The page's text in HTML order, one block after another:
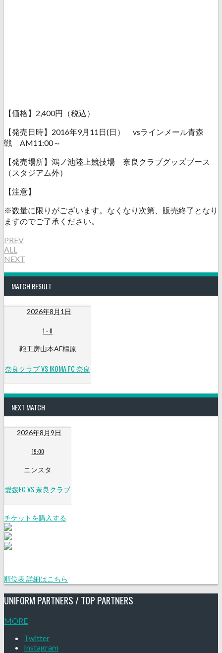
【価格】2,400円（税込）
【発売日時】2016年9月11日(日） vsラインメール青森
戦 AM11:00～
【発売場所】鴻ノ池陸上競技場 奈良クラブグッズブース
（スタジアム外）
【注意】
※数量に限りがございます。なくなり次第、販売終了となり
ますのでご了承ください。
PREV
ALL
NEXT
MATCH RESULT
2026年8月1日
1 - 0
鞄工房山本AF橿原
奈良クラブ VS IKOMA FC 奈良
NEXT MATCH
2026年8月9日
19:00
ニンスタ
愛媛FC VS 奈良クラブ
チケットを購入する
順位表 詳細はこちら
UNIFORM PARTNERS / TOP PARTNERS
MORE
Twitter
Instagram